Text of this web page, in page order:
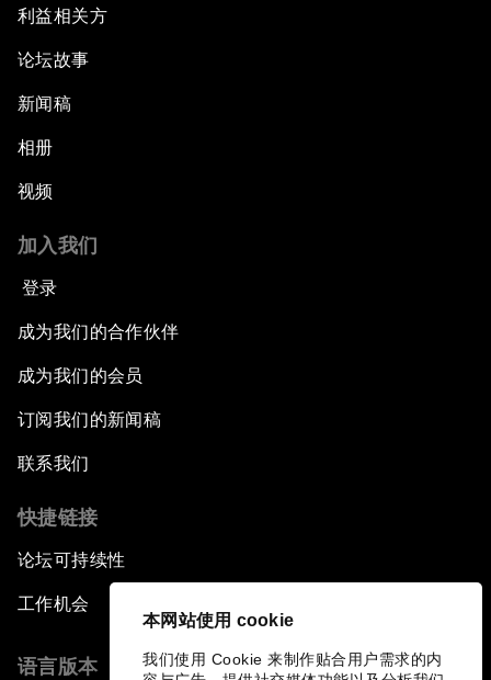
本网站使用 cookie
我们使用 Cookie 来制作贴合用户需求的内
利益相关方
论坛故事
新闻稿
相册
视频
加入我们
登录
成为我们的合作伙伴
成为我们的会员
订阅我们的新闻稿
联系我们
快捷链接
论坛可持续性
工作机会
语言版本